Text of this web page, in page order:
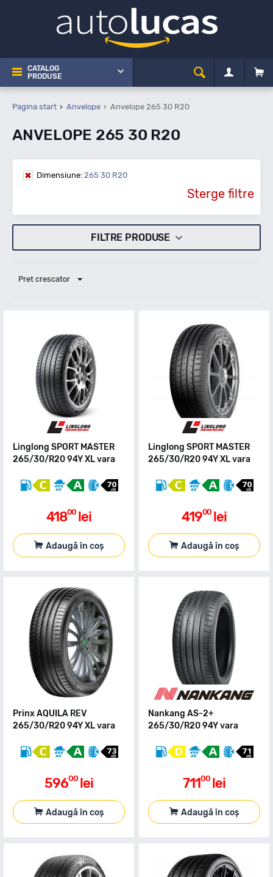
CATALOG
PRODUSE
Pagina start Anvelope Anvelope 265 30 R20
ANVELOPE 265 30 R20
Dimensiune: 265 30 R20
Sterge filtre
FILTRE PRODUSE
Pret crescator
Linglong SPORT MASTER
265/30/R20 94Y XL vara
41800 lei
Adaugă în coș
Linglong SPORT MASTER
265/30/R20 94Y XL vara
41900 lei
Adaugă în coș
Prinx AQUILA REV
265/30/R20 94Y XL vara
59600 lei
Adaugă în coș
Nankang AS-2+
265/30/R20 94Y vara
71100 lei
Adaugă în coș